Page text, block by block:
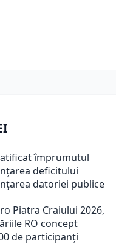
împrumutul
deficitului
datoriei publice
Piatra Craiului 2026,
RO concept
de participanți